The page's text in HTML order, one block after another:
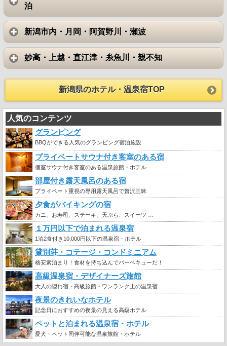
泊
新潟市内・月岡・阿賀野川・瀬波
妙高・上越・直江津・糸魚川・親不知
新潟県のホテル・温泉宿TOP
人気のコンテンツ
グランピング
BBQができる人気のグランピング宿泊施設
プライベートサウナ付き客室のある宿
個室サウナ付き客室のある温泉旅館・ホテル
部屋付き露天風呂のある宿
プライベート重視の専用露天風呂で贅沢三昧
夕食がバイキングの宿
カニ、お寿司、ステーキ、天ぷら、スイーツ …
１万円以下で泊まれる温泉宿
1泊2食付き10,000円以下の温泉宿・ホテル
貸別荘・コテージ・コンドミニアム
格安素泊まり！食材を持ち込んでバーベキューだ！
高級温泉宿・デザイナーズ旅館
大人の隠れ宿・高級旅館・ワンランク上の温泉宿
夜景のきれいなホテル
記念日におすすめの夜景の見える高級ホテル
ペットと泊まれる温泉宿・ホテル
愛犬・ペット同伴可能な温泉旅館・ホテル